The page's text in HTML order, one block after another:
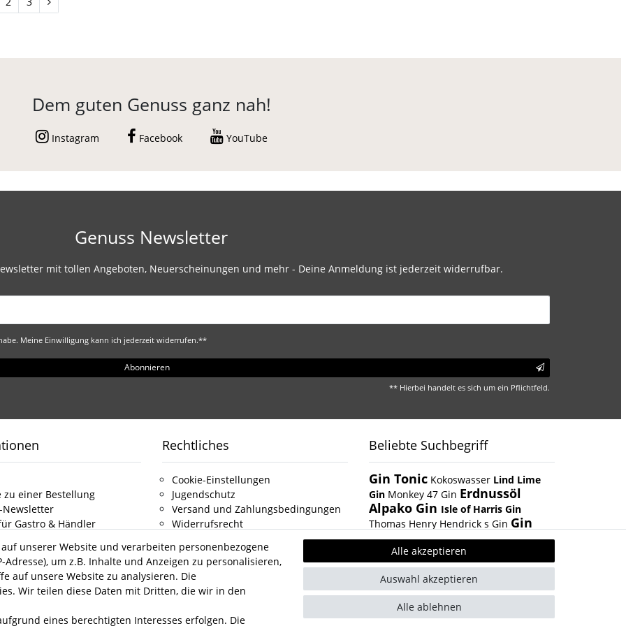
Dem guten Genuss ganz nah!
Instagram Facebook YouTube
Genuss Newsletter
mit tollen Angeboten, Neuerscheinungen und mehr - Deine Anmeldung ist jederzeit widerrufbar.
Meine Einwilligung kann ich jederzeit widerrufen.**
Abonnieren
** Hierbei handelt es sich um ein Pflichtfeld.
zu einer Bestellung
Newsletter
Gastro & Händler
Rechtliches
Cookie-Einstellungen
Jugendschutz
Versand und Zahlungsbedingungen
Widerrufsrecht
Datenschutz
AGB
Impressum
Beliebte Suchbegriff
Gin Tonic Kokoswasser Lind Lime
Gin Monkey 47 Gin Erdnussöl
Alpako Gin Isle of Harris Gin
Thomas Henry Hendrick s Gin Gin
Tasting BoxSan Marzano Tomaten
Boar GinSummer Gin
Tartufi Pralinen Fever Tree 1724 Tonic
Fentimans Tonic
unserer Website und verarbeiten personenbezogene
um z.B. Inhalte und Anzeigen zu personalisieren,
auf unsere Website zu analysieren. Die
Wir teilen diese Daten mit Dritten, die wir in den
eines berechtigten Interesses erfolgen. Die
Alle akzeptieren
Auswahl akzeptieren
Alle ablehnen